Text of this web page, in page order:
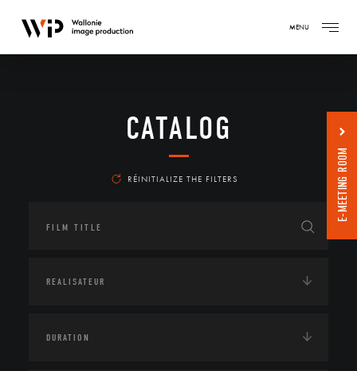
MENU
CATALOG
RÉINITIALIZE THE FILTERS E-MEETING ROOM